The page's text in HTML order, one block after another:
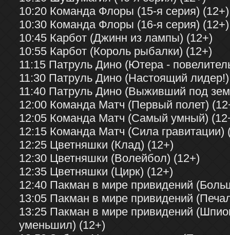
10:20 Команда Флоры (15-я серия) (12+)
10:30 Команда Флоры (16-я серия) (12+)
10:45 Карбот (Джинн из лампы) (12+)
10:55 Карбот (Король рыбалки) (12+)
11:15 Патруль Дино (Ютера -
11:30 Патруль Дино (Настоящий
11:40 Патруль Дино (Выживший под
12:00 Команда Матч (Первый полет)
12:05 Команда Матч (Самый умный)
12:15 Команда Матч (Сила гравитации)
12:25 Цветняшки (Клад) (12+)
12:30 Цветняшки (Волейбол) (12+)
12:35 Цветняшки (Цирк) (12+)
12:40 Пакман в мире привидений
13:05 Пакман в мире привидений
13:25 Пакман в мире привидений
уменьшил) (12+)